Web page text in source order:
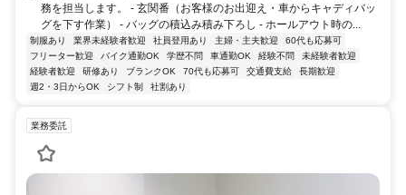
務を担当します。 - 玄関番（お客様のお出迎え・車からキャディバッ
グを下す作業） - バッグの積込み積み下ろし - ホールアウト時の...
制服あり 業界未経験者歓迎 社員登用あり 主婦・主夫歓迎
60代も応募可
フリーター歓迎
バイク通勤OK 学歴不問 車通勤OK 経験不問
未経験者歓迎
経験者歓迎
研修あり ブランクOK 70代も応募可 交通費支給
長期歓迎
週2・3日からOK
シフト制 社割あり
業務委託